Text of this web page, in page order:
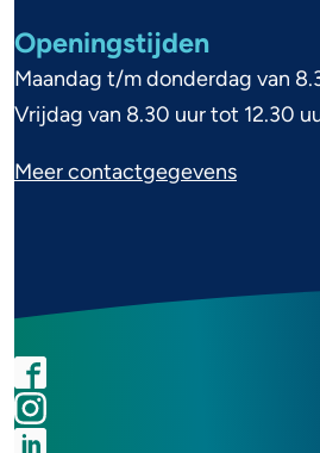
r
m
t
Openingstijden
Maandag t/m donderdag van
Vrijdag van 8.30 uur tot 12.30
Meer contactgegevens
S
o
c
e
b
t
a
k
e
t
u